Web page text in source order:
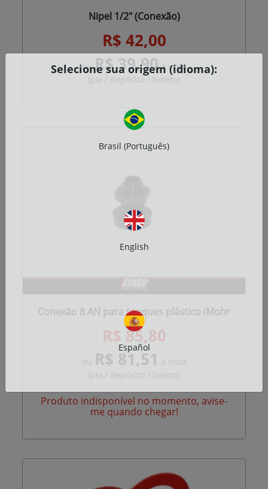
Nipel 1/2" (Conexão)
R$ 42,00
ou R$ 39,90 à vista
(pix / depósito / boleto)
Conexão 8 AN para tanques plástico iMohr
R$ 85,80
ou R$ 81,51 à vista
(pix / depósito / boleto)
Produto indisponível no momento, avise-
me quando chegar!
Selecione sua origem (idioma):
Brasil (Português)
English
Español